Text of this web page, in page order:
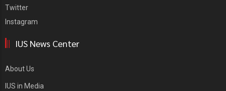
Twitter
Instagram
IUS News Center
About Us
IUS in Media